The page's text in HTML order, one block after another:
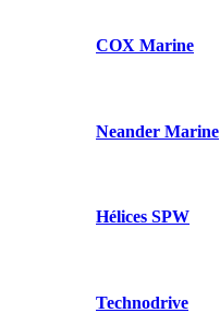
COX Marine
Neander Marine
Hélices SPW
Technodrive